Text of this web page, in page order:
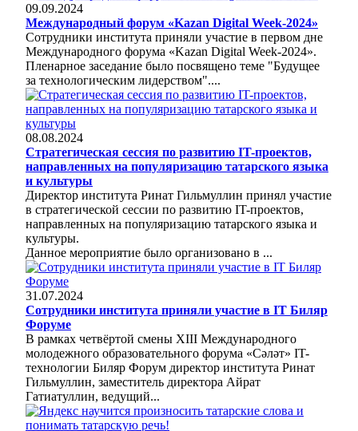
09.09.2024
Международный форум «Kazan Digital Week-2024»
Сотрудники института приняли участие в первом дне
Международного форума «Kazan Digital Week-2024».
Пленарное заседание было посвящено теме "Будущее
за технологическим лидерством"....
08.08.2024
Стратегическая сессия по развитию IT-проектов,
направленных на популяризацию татарского языка
и культуры
Директор института Ринат Гильмуллин принял участие
в стратегической сессии по развитию IT-проектов,
направленных на популяризацию татарского языка и
культуры.
Данное мероприятие было организовано в ...
31.07.2024
Сотрудники института приняли участие в IT Биляр
Форуме
В рамках четвёртой смены XIII Международного
молодежного образовательного форума «Сәләт» IT-
технологии Биляр Форум директор института Ринат
Гильмуллин, заместитель директора Айрат
Гатиатуллин, ведущий...